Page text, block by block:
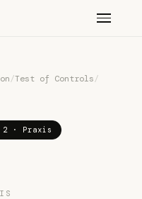
/Test of Controls/
2 · Praxis